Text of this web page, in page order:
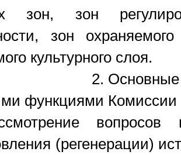
зон, зон
зон
культурного слоя.
2.
функциями Комиссии
(регенерации)